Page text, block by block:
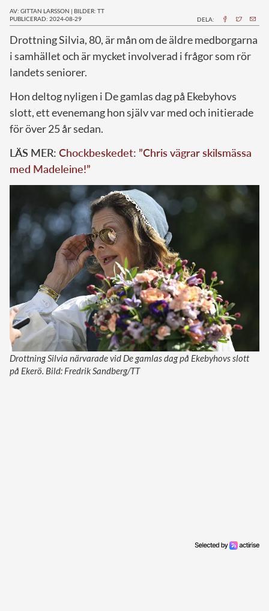
AV: GITTAN LARSSON | BILDER: TT
PUBLICERAD: 2024-08-29
DELA:
Drottning Silvia, 80, är mån om de äldre medborgarna
i samhället och är mycket involverad i frågor som rör
landets seniorer.
Hon deltog nyligen i De gamlas dag på Ekebyhovs
slott, ett evenemang hon själv var med och initierade
för över 25 år sedan.
LÄS MER: Chockbeskedet: ”Chris vägrar skilsmässa
med Madeleine!”
Drottning Silvia närvarade vid De gamlas dag på Ekebyhovs slott
på Ekerö. Bild: Fredrik Sandberg/TT